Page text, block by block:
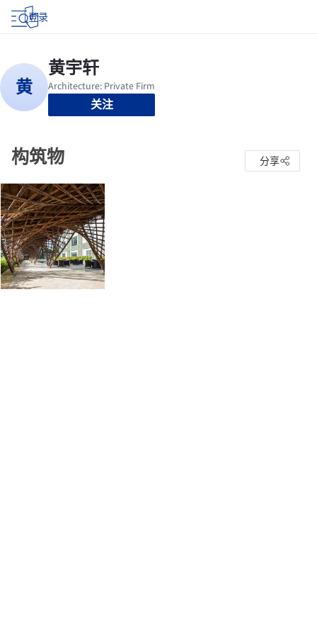
登录
关注
构筑物 分享